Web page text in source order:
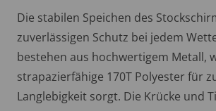
Die stabilen Speichen des
zuverlässigen Schutz bei jedem
bestehen aus hochwertigem Metall,
strapazierfähige 170T Polyester für
Langlebigkeit sorgt. Die Krücke und